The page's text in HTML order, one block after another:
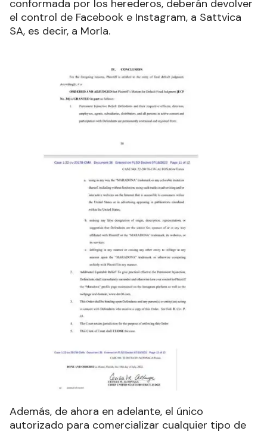
conformada por los herederos, deberán devolver
el control de Facebook e Instagram, a Sattvica
SA, es decir, a Morla.
Además, de ahora en adelante, el único
autorizado para comercializar cualquier tipo de